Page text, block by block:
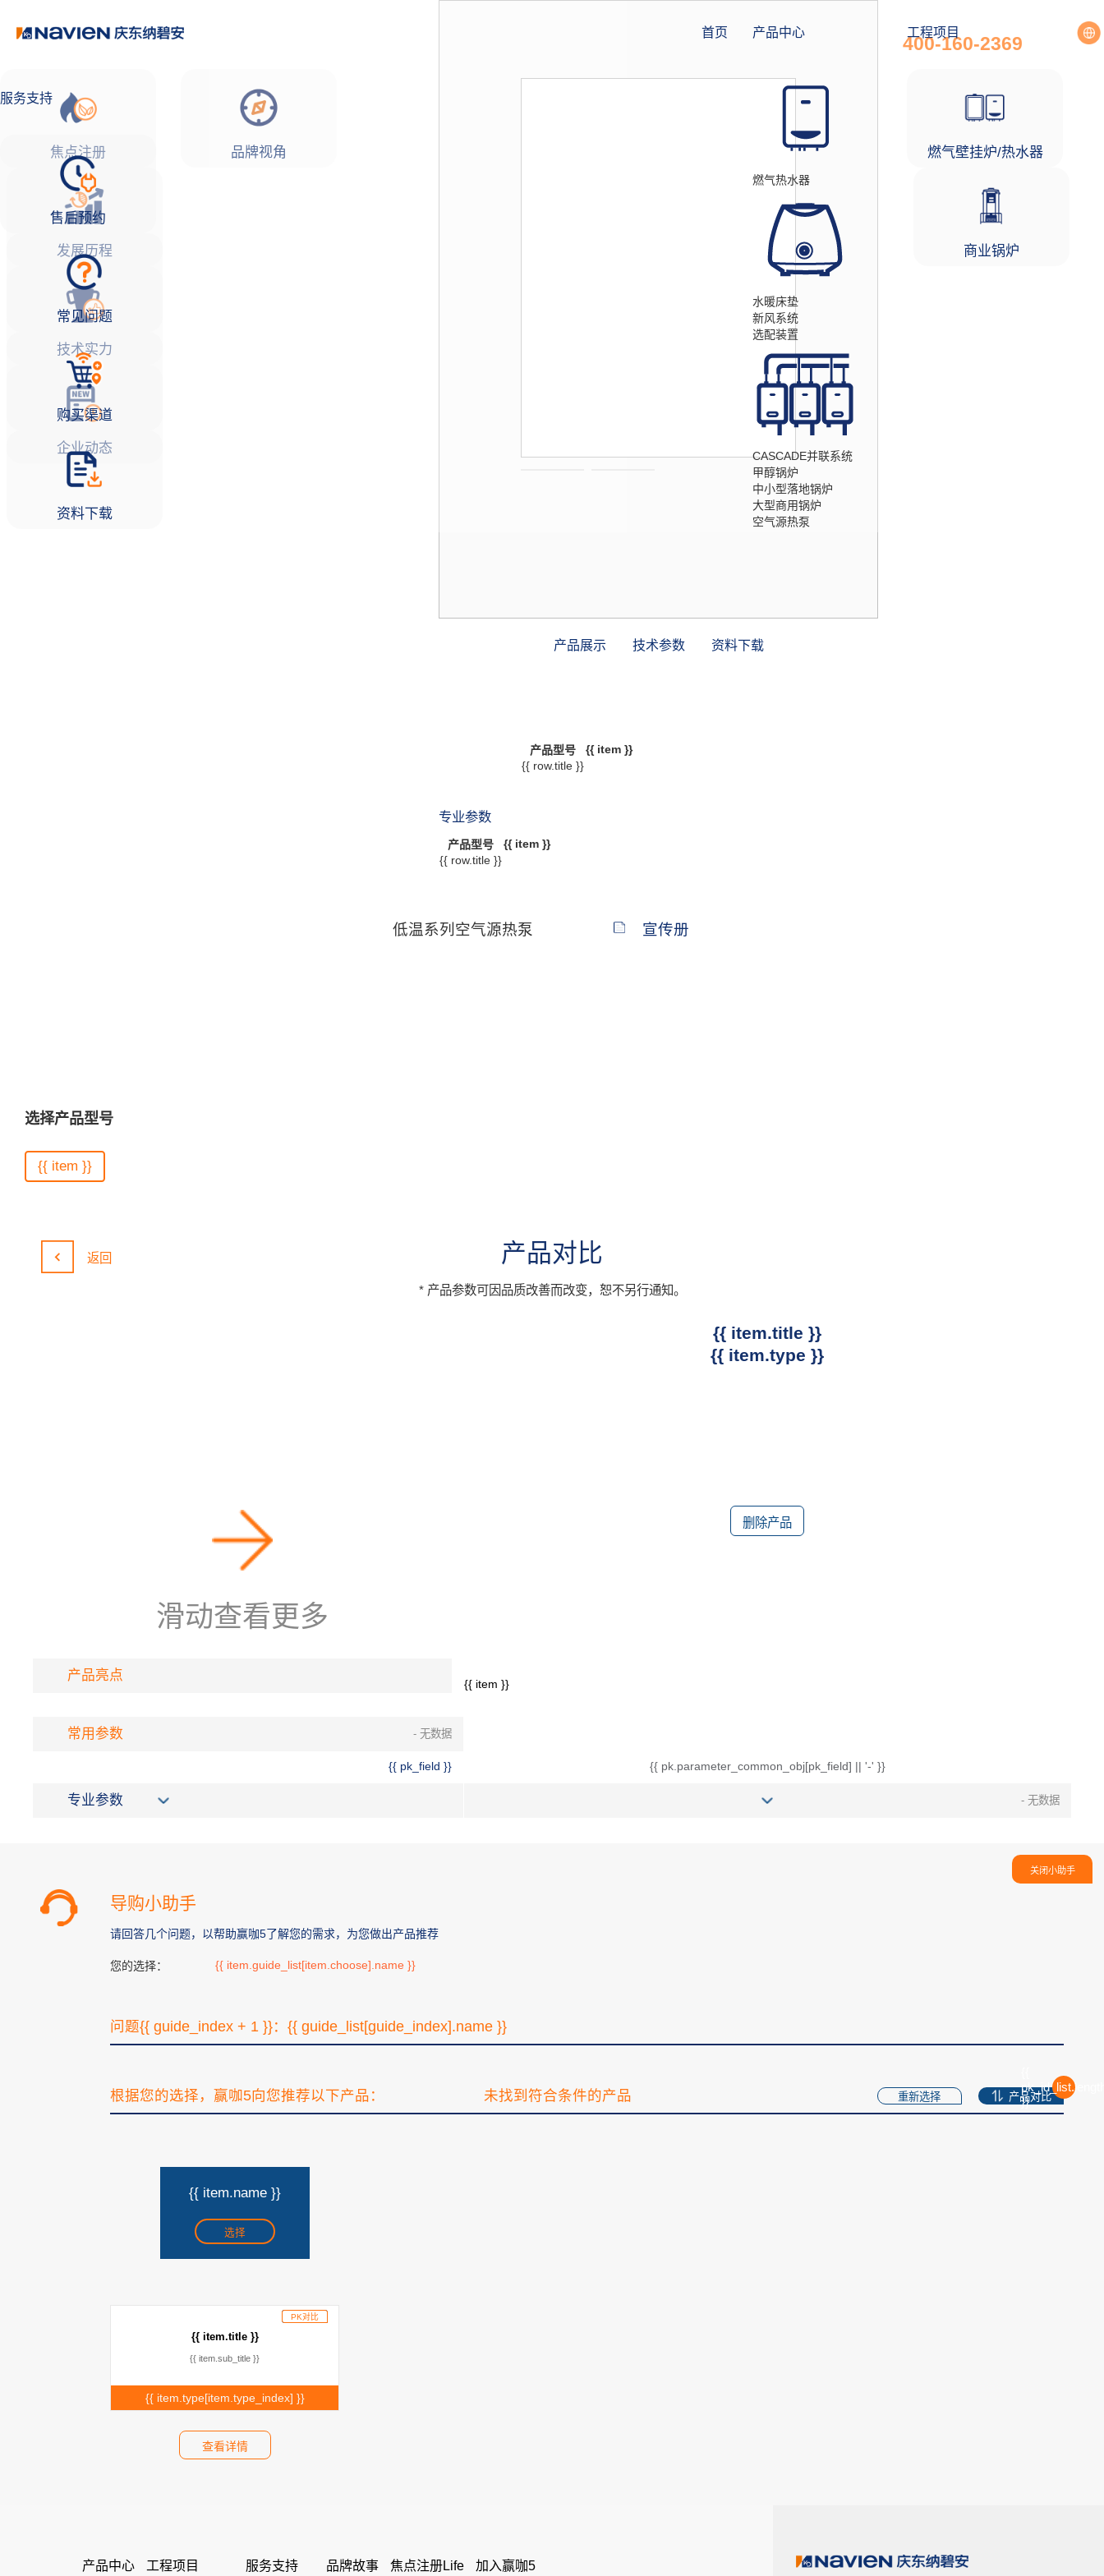
首页 产品中心
燃气热水器
水暖床垫
新风系统
选配装置
CASCADE并联系统
甲醇锅炉
中小型落地锅炉
大型商用锅炉
空气源热泵
工程项目
燃气壁挂炉/热水器
商业锅炉
服务支持
售后预约
常见问题
购买渠道
资料下载
品牌故事
焦点注册
发展历程
技术实力
企业动态
焦点注册Life
品牌视角
400-160-2369
产品展示 技术参数 资料下载
产品型号
{{ item }}
{{ row.title }}
专业参数
产品型号
{{ item }}
{{ row.title }}
低温系列空气源热泵 宣传册
选择产品型号
{{ item }}
返回 产品对比
* 产品参数可因品质改善而改变，恕不另行通知。
{{ item.title }}
{{ item.type }}
滑动查看更多
删除产品
产品亮点
{{ item }}
常用参数 - 无数据
{{ pk_field }} {{ pk.parameter_common_obj[pk_field] || '-' }}
专业参数 - 无数据
关闭小助手
导购小助手
请回答几个问题，以帮助赢咖5了解您的需求，为您做出产品推荐
您的选择： {{ item.guide_list[item.choose].name }}
问题{{ guide_index + 1 }}：{{ guide_list[guide_index].name }}
根据您的选择，赢咖5向您推荐以下产品： 未找到符合条件的产品 重新选择 产品对比
}}
{{ item.name }}
选择
已添加
PK对比
{{ item.title }}
{{ item.sub_title }}
{{ item.type[item.type_index] }}
查看详情
产品中心 工程项目 服务支持 品牌故事 焦点注册Life 加入赢咖5